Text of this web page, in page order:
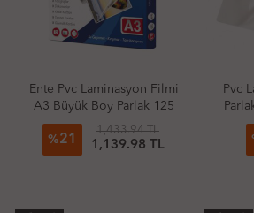
Ente Pvc Laminasyon Filmi
A3 Büyük Boy Parlak 125
Mikron
%21
1,433.94 TL
1,139.98 TL
Pvc